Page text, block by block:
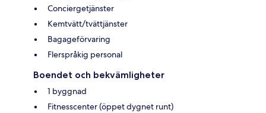
Conciergetjänster
Kemtvätt/tvättjänster
Bagageförvaring
Flerspråkig personal
Boendet och bekvämligheter
1 byggnad
Fitnesscenter (öppet dygnet runt)